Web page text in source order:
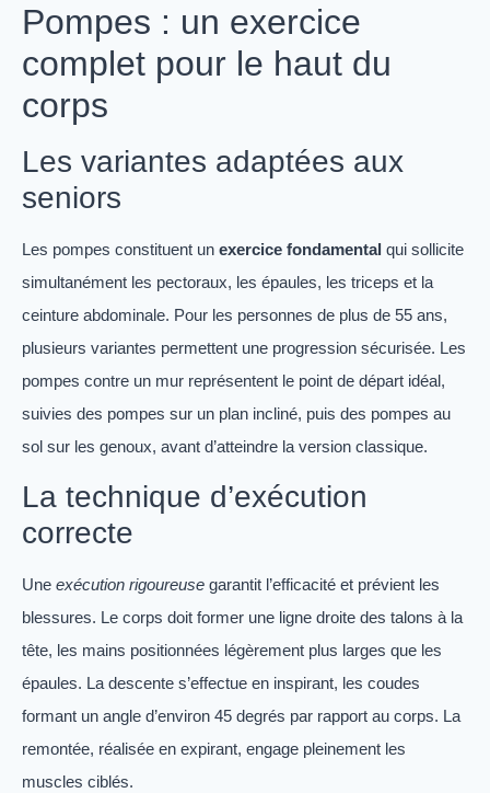
Pompes : un exercice
complet pour le haut du
corps
Les variantes adaptées aux
seniors
Les pompes constituent un exercice fondamental qui sollicite
simultanément les pectoraux, les épaules, les triceps et la
ceinture abdominale. Pour les personnes de plus de 55 ans,
plusieurs variantes permettent une progression sécurisée. Les
pompes contre un mur représentent le point de départ idéal,
suivies des pompes sur un plan incliné, puis des pompes au
sol sur les genoux, avant d’atteindre la version classique.
La technique d’exécution
correcte
Une exécution rigoureuse garantit l’efficacité et prévient les
blessures. Le corps doit former une ligne droite des talons à la
tête, les mains positionnées légèrement plus larges que les
épaules. La descente s’effectue en inspirant, les coudes
formant un angle d’environ 45 degrés par rapport au corps. La
remontée, réalisée en expirant, engage pleinement les
muscles ciblés.